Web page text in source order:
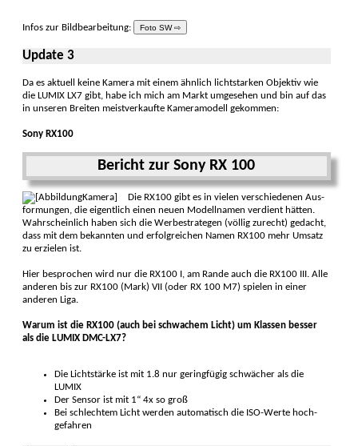
Infos zur Bildbearbeitung: Foto SW ⇨
Update 3
Da es aktuell keine Kamera mit einem ähnlich licht­starken Objek­tiv wie
die LUMIX LX7 gibt, habe ich mich am Markt umgesehen und bin auf das
in unseren Breiten meist­verkaufte Kamera­modell gekommen:
Sony RX100
Bericht zur Sony RX 100
Die RX100 gibt es in vielen verschie­denen Aus­
for­mungen, die eigen­tlich einen neuen Modell­namen ver­dient hätten.
Wahr­scheinlich haben sich die Werbe­strategen (völlig zu­recht) gedacht,
dass mit dem bekann­ten und erfolg­reichen Namen RX100 mehr Umsatz
zu erzie­len ist.
Hier besprochen wird nur die RX100 I, am Rande auch die RX100 III. Alle
anderen bis zur RX100 (Mark) VII (oder RX 100 M7) spielen in einer
ande­ren Liga.
Warum ist die RX100 (auch bei schwachem Licht) um Klassen besser
als die LUMIX DMC-LX7?
Die Lichtstärke ist mit 1.8 nur geringfügig schwächer als die
LUMIX
Der Sensor ist mit 1“ 4x so groß
Bei schlechtem Licht werden auto­matisch die ISO-Werte hoch­
gefahren